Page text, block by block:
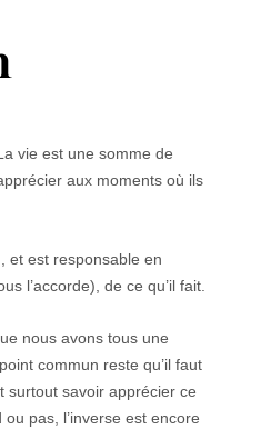
vie est une somme de
aux moments où ils
et est responsable en
l’accorde), de ce qu’il fait.
nous avons tous une
commun reste qu’il faut
surtout savoir apprécier ce
ou pas, l’inverse est encore